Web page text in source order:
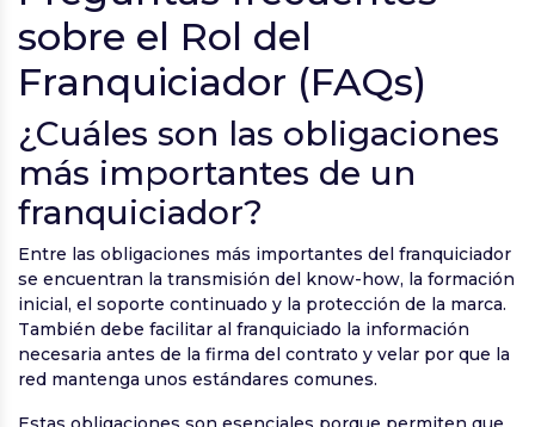
sobre el Rol del
Franquiciador (FAQs)
¿Cuáles son las obligaciones
más importantes de un
franquiciador?
Entre las obligaciones más importantes del franquiciador
se encuentran la transmisión del know-how, la formación
inicial, el soporte continuado y la protección de la marca.
También debe facilitar al franquiciado la información
necesaria antes de la firma del contrato y velar por que la
red mantenga unos estándares comunes.